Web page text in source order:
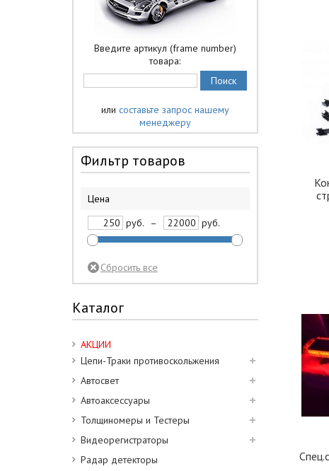
Введите артикул (frame number)
товара:
или составьте запрос нашему
менеджеру
Фильтр товаров
Цена
руб.
– руб.
Каталог
АКЦИИ
Цепи-Траки противоскольжения
Автосвет
Автоаксессуары
Толщиномеры и Тестеры
Видеорегистраторы
Радар детекторы